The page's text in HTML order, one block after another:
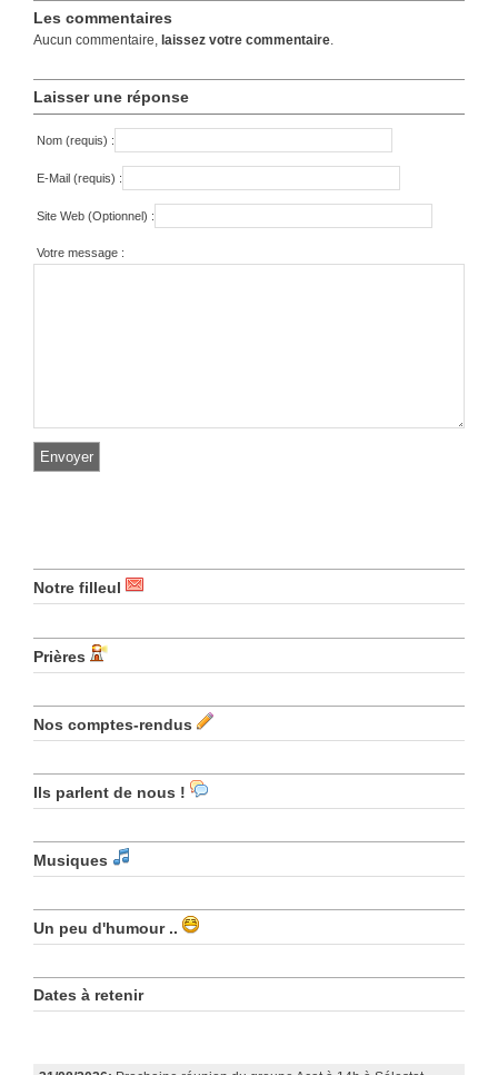
Les commentaires
Aucun commentaire, laissez votre commentaire.
Laisser une réponse
Nom (requis) :
E-Mail (requis) :
Site Web (Optionnel) :
Votre message :
Notre filleul
Prières
Nos comptes-rendus
Ils parlent de nous !
Musiques
Un peu d'humour ..
Dates à retenir